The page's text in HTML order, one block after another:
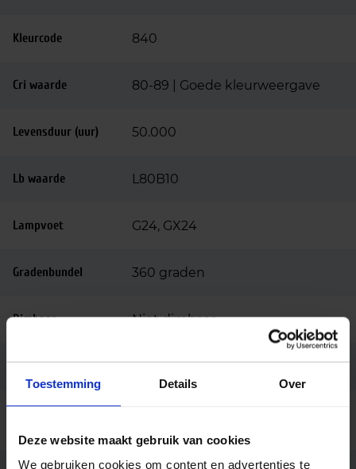
Toestemming Details Over
Deze website maakt gebruik van cookies
We gebruiken cookies om content en advertenties te
Kleurcode 840
Cri waarde 80-89 | Goede kleurweergave
Levensduur (uur) 50.000
Lb waarde L80B10
Lampvoet G24, GX24
Gradenbundel 360 graden
Dimbaar Niet dimbaar
Ip waarde IP20